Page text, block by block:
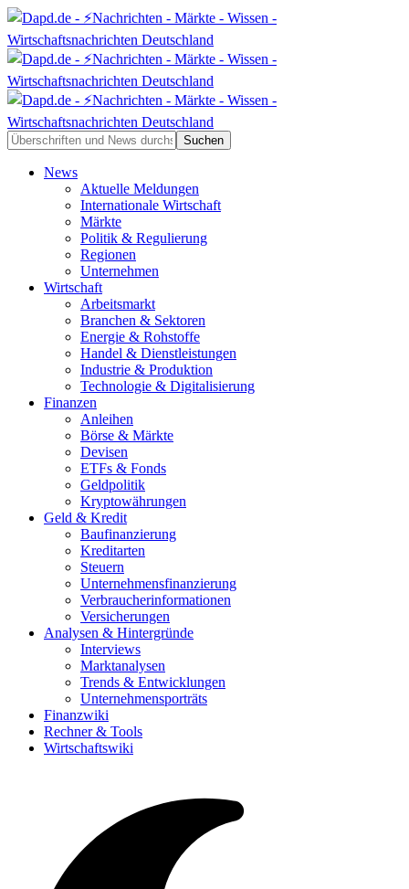
News
Aktuelle Meldungen
Internationale Wirtschaft
Märkte
Politik & Regulierung
Regionen
Unternehmen
Wirtschaft
Arbeitsmarkt
Branchen & Sektoren
Energie & Rohstoffe
Handel & Dienstleistungen
Industrie & Produktion
Technologie & Digitalisierung
Finanzen
Anleihen
Börse & Märkte
Devisen
ETFs & Fonds
Geldpolitik
Kryptowährungen
Geld & Kredit
Baufinanzierung
Kreditarten
Steuern
Unternehmensfinanzierung
Verbraucherinformationen
Versicherungen
Analysen & Hintergründe
Interviews
Marktanalysen
Trends & Entwicklungen
Unternehmensporträts
Finanzwiki
Rechner & Tools
Wirtschaftswiki